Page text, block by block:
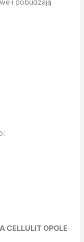
i pobudzają
CELLULIT OPOLE